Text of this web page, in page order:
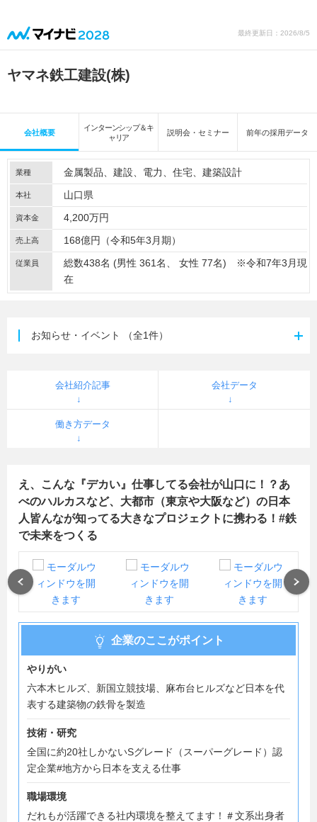
最終更新日：2026/8/5
ヤマネ鉄工建設(株)
会社概要
インターンシップ＆キ
ャリア
説明会・セミナー 前年の採用データ
業種 金属製品 建設 電力 住宅 建築設計
本社 山口県
資本金 4,200万円
売上高 168億円（令和5年3月期）
従業員
総数438名 (男性 361名、 女性 77名) ※令和7年3月現
在
お知らせ・イベント （全1件）
会社紹介記事 会社データ
働き方データ
え、こんな『デカい』仕事してる会社が山口に！？あ
べのハルカスなど、大都市（東京や大阪など）の日本
人皆んなが知ってる大きなプロジェクトに携わる！#鉄
で未来をつくる
企業のここがポイント
やりがい
六本木ヒルズ、新国立競技場、麻布台ヒルズなど日本を代
表する建築物の鉄骨を製造
技術・研究
全国に約20社しかないSグレード（スーパーグレード）認
定企業#地方から日本を支える仕事
職場環境
だれもが活躍できる社内環境を整えてます！＃文系出身者